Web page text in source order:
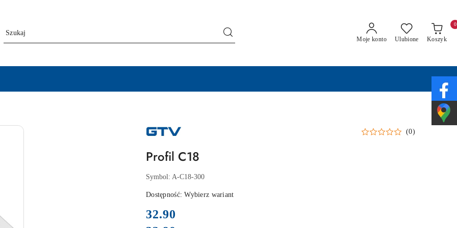
Moje konto Ulubione Koszyk
0
NAZWA
PRODUCENTA:
(0)
Profil C18
Symbol: A-C18-300
Dostępność:Wybierz wariant
cena:
32.90